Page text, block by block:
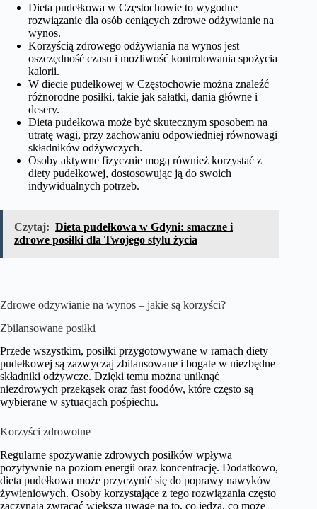
Dieta pudełkowa w Częstochowie to wygodne
rozwiązanie dla osób ceniących zdrowe odżywianie na
wynos.
Korzyścią zdrowego odżywiania na wynos jest
oszczędność czasu i możliwość kontrolowania spożycia
kalorii.
W diecie pudełkowej w Częstochowie można znaleźć
różnorodne posiłki, takie jak sałatki, dania główne i
desery.
Dieta pudełkowa może być skutecznym sposobem na
utratę wagi, przy zachowaniu odpowiedniej równowagi
składników odżywczych.
Osoby aktywne fizycznie mogą również korzystać z
diety pudełkowej, dostosowując ją do swoich
indywidualnych potrzeb.
Czytaj: Dieta pudełkowa w Gdyni: smaczne i
zdrowe posiłki dla Twojego stylu życia
Zdrowe odżywianie na wynos – jakie są korzyści?
Zbilansowane posiłki
Przede wszystkim, posiłki przygotowywane w ramach diety
pudełkowej są zazwyczaj zbilansowane i bogate w niezbędne
składniki odżywcze. Dzięki temu można uniknąć
niezdrowych przekąsek oraz fast foodów, które często są
wybierane w sytuacjach pośpiechu.
Korzyści zdrowotne
Regularne spożywanie zdrowych posiłków wpływa
pozytywnie na poziom energii oraz koncentrację. Dodatkowo,
dieta pudełkowa może przyczynić się do poprawy nawyków
żywieniowych. Osoby korzystające z tego rozwiązania często
zaczynają zwracać większą uwagę na to, co jedzą, co może